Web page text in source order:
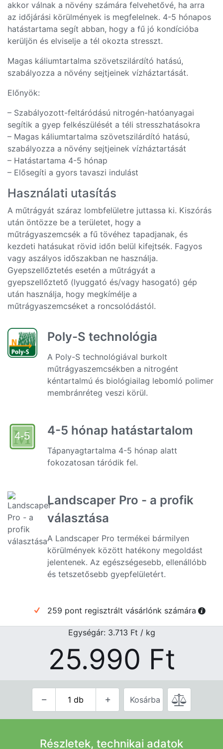
akkor válnak a növény számára felvehetővé, ha arra
az időjárási körülmények is megfelelnek. 4-5 hónapos
hatástartama segít abban, hogy a fű jó kondícióba
kerüljön és elviselje a tél okozta stresszt.
Magas káliumtartalma szövetszilárdító hatású,
szabályozza a növény sejtjeinek vízháztartását.
Előnyök:
– Szabályozott-feltáródású nitrogén-hatóanyagai
segítik a gyep felkészülését a téli stresszhatásokra
– Magas káliumtartalma szövetszilárdító hatású,
szabályozza a növény sejtjeinek vízháztartását
– Hatástartama 4-5 hónap
– Elősegíti a gyors tavaszi indulást
Használati utasítás
A műtrágyát száraz lombfelületre juttassa ki. Kiszórás
után öntözze be a területet, hogy a
műtrágyaszemcsék a fű tövéhez tapadjanak, és
kezdeti hatásukat rövid időn belül kifejtsék. Fagyos
vagy aszályos időszakban ne használja.
Gyepszellőztetés esetén a műtrágyát a
gyepszellőztető (lyuggató és/vagy hasogató) gép
után használja, hogy megkímélje a
műtrágyaszemcséket a roncsolódástól.
Poly-S technológia
A Poly-S technológiával burkolt
műtrágyaszemcsékben a nitrogént
kéntartalmú és biológiailag lebomló polimer
membránréteg veszi körül.
4-5 hónap hatástartalom
Tápanyagtartalma 4-5 hónap alatt
fokozatosan táródik fel.
Landscaper Pro - a profik
választása
A Landscaper Pro termékei bármilyen
körülmények között hatékony megoldást
jelentenek. Az egészségesebb, ellenállóbb
és tetszetősebb gyepfelületért.
259 pont regisztrált vásárlónk számára
Egységár: 3.713 Ft / kg
25.990 Ft
Kosárba
Részletek, technikai adatok